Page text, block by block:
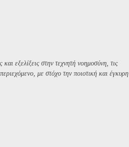
εξελίξεις στην τεχνητή νοημοσύνη, τις
με στόχο την ποιοτική και έγκυρη